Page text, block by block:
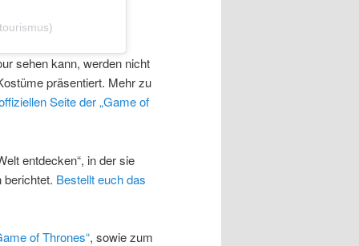
sehen kann, werden nicht
präsentiert. Mehr zu
Seite der „Game of
entdecken“, in der sie
berichtet. Bestellt euch das
of Thrones“, sowie zum